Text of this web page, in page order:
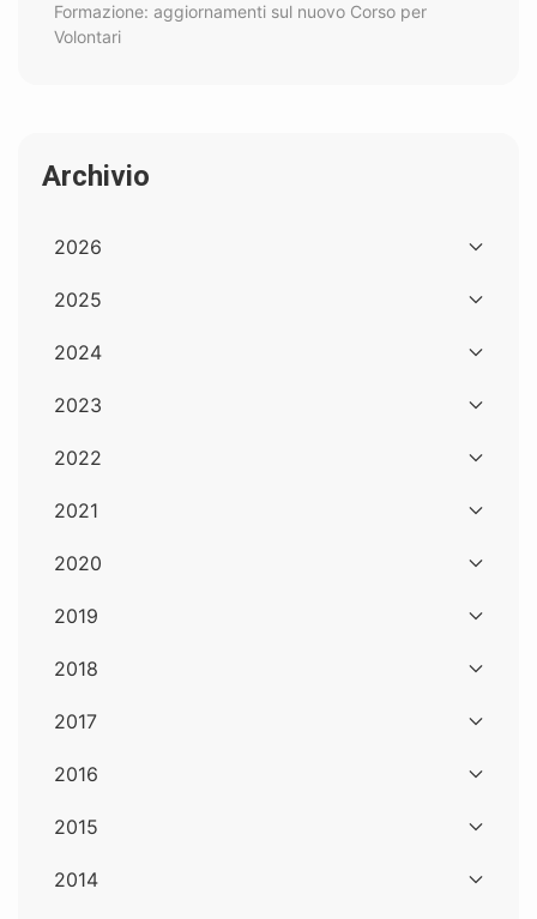
Formazione: aggiornamenti sul nuovo Corso per
Volontari
Archivio
2026
2025
2024
2023
2022
2021
2020
2019
2018
2017
2016
2015
2014